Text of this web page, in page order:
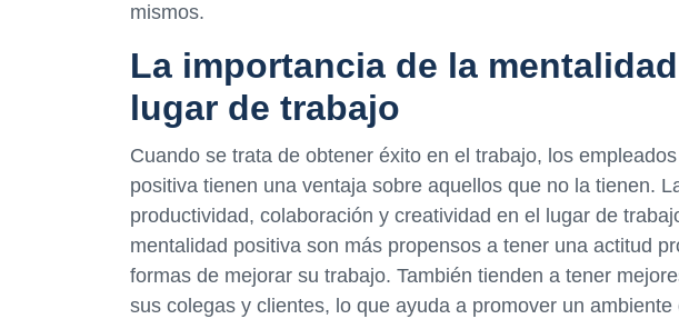
mismos.
La importancia de la
lugar de trabajo
Cuando se trata de obtener éxito en el trabajo, los
positiva tienen una ventaja sobre aquellos que no la tienen.
productividad, colaboración y creatividad en el lugar de
mentalidad positiva son más propensos a tener una actitud
formas de mejorar su trabajo. También tienden a tener
sus colegas y clientes, lo que ayuda a promover un